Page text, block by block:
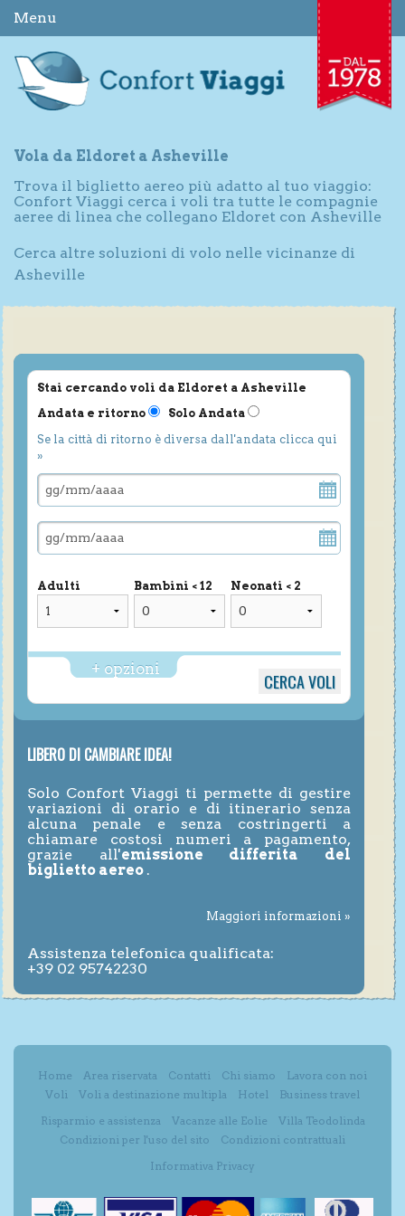
Menu
Vola da Eldoret a Asheville
Trova il biglietto aereo più adatto al tuo viaggio:
Confort Viaggi cerca i voli tra tutte le compagnie
aeree di linea che collegano Eldoret con Asheville
Cerca altre soluzioni di volo nelle vicinanze di
Asheville
Stai cercando voli da Eldoret a Asheville
Andata e ritorno
Solo Andata
Se la città di ritorno è diversa dall'andata clicca qui
»
Adulti Bambini < 12 Neonati < 2
+ opzioni
LIBERO DI CAMBIARE IDEA!
Solo Confort Viaggi ti permette di gestire
variazioni di orario e di itinerario senza
alcuna penale e senza costringerti a
chiamare costosi numeri a pagamento,
grazie all'emissione differita del
biglietto aereo .
Maggiori informazioni »
Assistenza telefonica qualificata:
+39 02 95742230
Home Area riservata Contatti Chi siamo
Lavora con noi
Voli
Voli a destinazione multipla Hotel
Business travel
Risparmio e assistenza
Vacanze alle Eolie
Villa Teodolinda
Condizioni per l'uso del sito
Condizioni contrattuali
Informativa Privacy